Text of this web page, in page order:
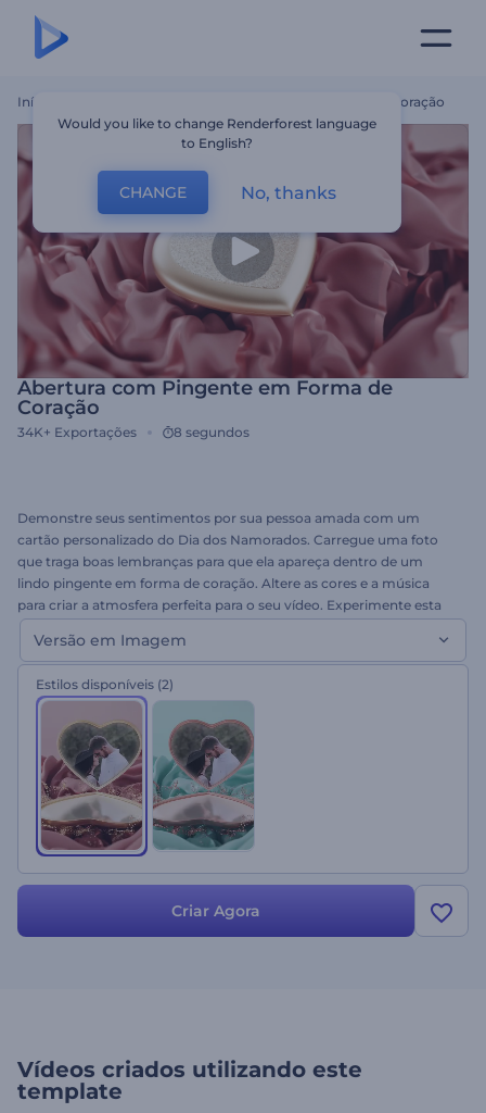
Início Abertura Com Pingente Em Forma De Coração
Abertura com Pingente em Forma de
Coração
34K+ Exportações 8 segundos
Demonstre seus sentimentos por sua pessoa amada com um
cartão personalizado do Dia dos Namorados. Carregue uma foto
que traga boas lembranças para que ela apareça dentro de um
lindo pingente em forma de coração. Altere as cores e a música
para criar a atmosfera perfeita para o seu vídeo. Experimente esta
bela animação agora mesmo!
Versão em Imagem
Estilos disponíveis (2)
Criar Agora
Vídeos criados utilizando este
template
Would you like to change Renderforest language
to English?
CHANGE No, thanks